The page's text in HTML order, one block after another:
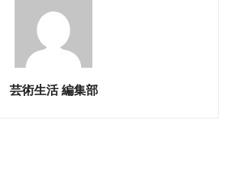
芸術生活 編集部